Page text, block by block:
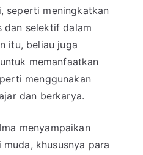
seperti meningkatkan
dan selektif dalam
itu, beliau juga
memanfaatkan
menggunakan
dan berkarya.
menyampaikan
khususnya para